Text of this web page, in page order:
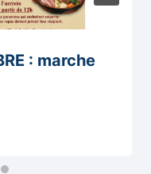
: marche